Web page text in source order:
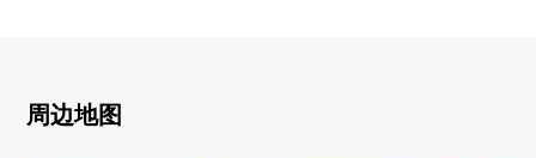
0 阳台有洗手台。
周边地图